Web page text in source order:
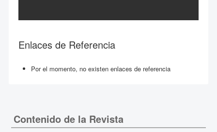
Enlaces de Referencia
Por el momento, no existen enlaces de referencia
Contenido de la Revista